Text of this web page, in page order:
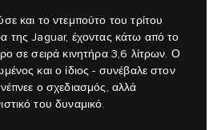
και το ντεμπούτο του τρίτου
της Jaguar, έχοντας κάτω από το
σε σειρά κινητήρα 3,6 λίτρων. Ο
και ο ίδιος - συνέβαλε στον
ο σχεδιασμός, αλλά
του δυναμικό.